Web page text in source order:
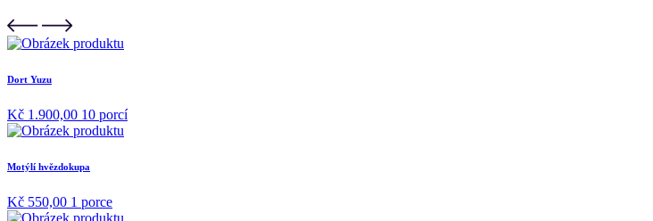
Dort Yuzu
Kč 1.900,00 10 porcí
Motýlí hvězdokupa
Kč 550,00 1 porce